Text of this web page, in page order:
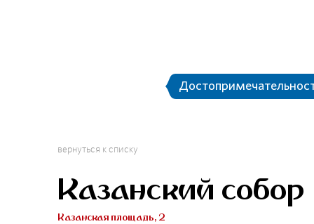
вернуться к списку
Казанский собор
Казанская площадь, 2